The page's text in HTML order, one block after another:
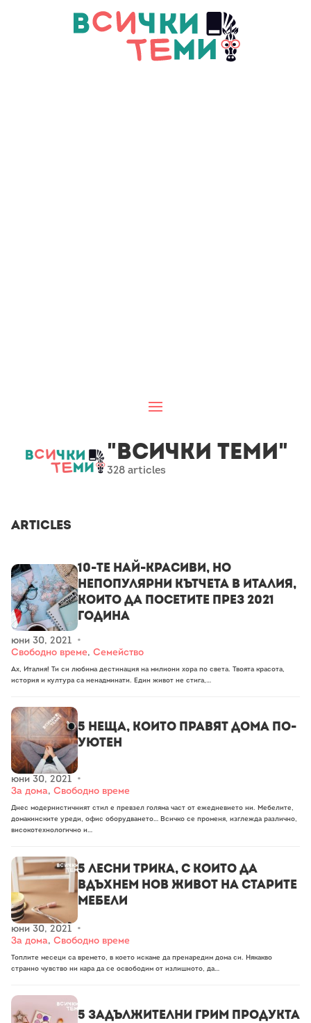
"Всички теми"
328 articles
Articles
10-те най-красиви, но
непопулярни кътчета в Италия,
които да посетите през 2021
година
юни 30, 2021 •
Свободно време, Семейство
Ах, Италия! Ти си любима дестинация на милиони хора по света. Твоята красота,
история и култура са ненадминати. Един живот не стига,…
5 неща, които правят дома по-
уютен
юни 30, 2021 •
За дома, Свободно време
Днес модернистичният стил е превзел голяма част от ежедневието ни. Мебелите,
домакинските уреди, офис оборудването… Всичко се променя, изглежда различно,
високотехнологично и…
5 лесни трика, с които да
вдъхнем нов живот на старите
мебели
юни 30, 2021 •
За дома, Свободно време
Топлите месеци са времето, в което искаме да пренаредим дома си. Някакво
странно чувство ни кара да се освободим от излишното, да…
5 задължителни грим продукта